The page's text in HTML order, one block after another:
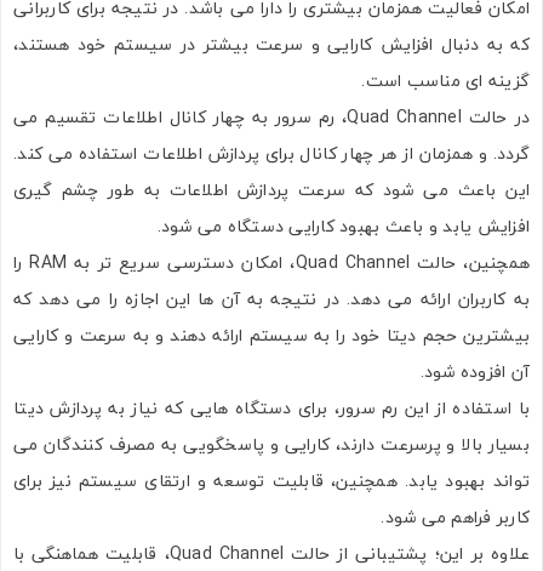
امکان فعالیت همزمان بیشتری را دارا می باشد. در نتیجه برای کاربرانی
که به دنبال افزایش کارایی و سرعت بیشتر در سیستم خود هستند،
گزینه ای مناسب است.
در حالت Quad Channel، رم سرور به چهار کانال اطلاعات تقسیم می
گردد. و همزمان از هر چهار کانال برای پردازش اطلاعات استفاده می کند.
این باعث می شود که سرعت پردازش اطلاعات به طور چشم گیری
افزایش یابد و باعث بهبود کارایی دستگاه می شود.
همچنین، حالت Quad Channel، امکان دسترسی سریع تر به RAM را
به کاربران ارائه می دهد. در نتیجه به آن ها این اجازه را می دهد که
بیشترین حجم دیتا خود را به سیستم ارائه دهند و به سرعت و کارایی
آن افزوده شود.
با استفاده از این رم سرور، برای دستگاه هایی که نیاز به پردازش دیتا
بسیار بالا و پرسرعت دارند، کارایی و پاسخگویی به مصرف کنندگان می
تواند بهبود یابد. همچنین، قابلیت توسعه و ارتقای سیستم نیز برای
کاربر فراهم می شود.
علاوه بر این؛ پشتیبانی از حالت Quad Channel، قابلیت هماهنگی با